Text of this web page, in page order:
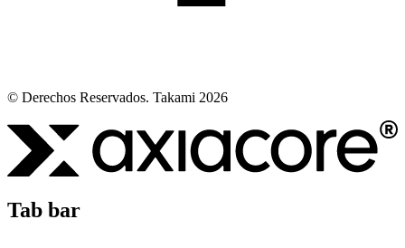
© Derechos Reservados. Takami 2026
Tab bar